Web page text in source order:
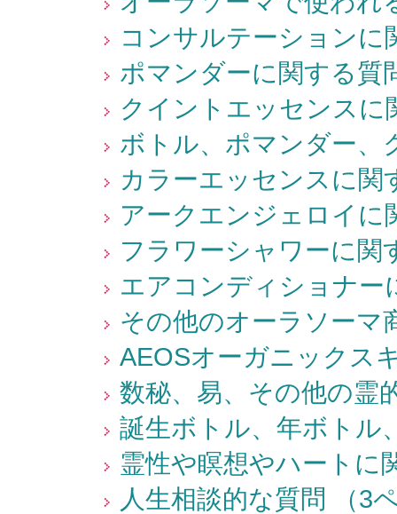
コンサルテーションに
ポマンダーに関する質
クイントエッセンスに
ボトル、ポマンダー、
カラーエッセンスに関
アークエンジェロイに
フラワーシャワーに関
エアコンディショナー
その他のオーラソーマ
AEOSオーガニックス
数秘、易、その他の霊
誕生ボトル、年ボトル
霊性や瞑想やハートに
人生相談的な質問 （3